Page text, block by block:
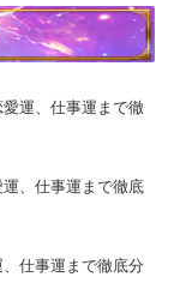
愛運、仕事運まで徹
運、仕事運まで徹底
仕事運まで徹底分